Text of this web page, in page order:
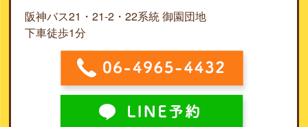
阪神バス21・21-2・22系統 御園団地
下車徒歩1分